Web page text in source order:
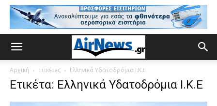
Αρχική Ετικέτες Ελληνικά Υδατοδρόμια Ι.Κ.Ε
Ετικέτα: Ελληνικά Υδατοδρόμια Ι.Κ.Ε